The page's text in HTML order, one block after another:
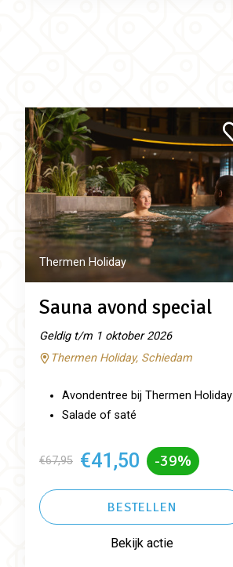
Thermen Holiday
Sauna avond special
Geldig t/m 1 oktober 2026
Thermen Holiday, Schiedam
Avondentree bij Thermen Holiday
Salade of saté
€67,95 €41,50 -39%
BESTELLEN
Bekijk actie